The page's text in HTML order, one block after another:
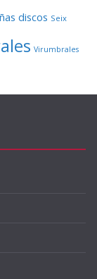
discos Seix
Virumbrales